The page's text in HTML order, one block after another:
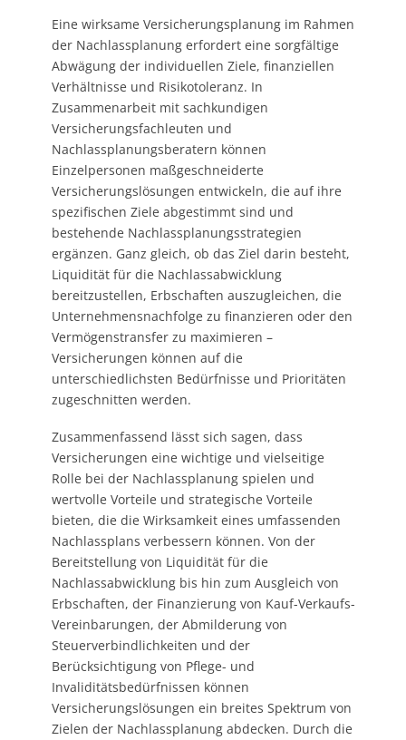
Eine wirksame Versicherungsplanung im Rahmen
der Nachlassplanung erfordert eine sorgfältige
Abwägung der individuellen Ziele, finanziellen
Verhältnisse und Risikotoleranz. In
Zusammenarbeit mit sachkundigen
Versicherungsfachleuten und
Nachlassplanungsberatern können
Einzelpersonen maßgeschneiderte
Versicherungslösungen entwickeln, die auf ihre
spezifischen Ziele abgestimmt sind und
bestehende Nachlassplanungsstrategien
ergänzen. Ganz gleich, ob das Ziel darin besteht,
Liquidität für die Nachlassabwicklung
bereitzustellen, Erbschaften auszugleichen, die
Unternehmensnachfolge zu finanzieren oder den
Vermögenstransfer zu maximieren –
Versicherungen können auf die
unterschiedlichsten Bedürfnisse und Prioritäten
zugeschnitten werden.
Zusammenfassend lässt sich sagen, dass
Versicherungen eine wichtige und vielseitige
Rolle bei der Nachlassplanung spielen und
wertvolle Vorteile und strategische Vorteile
bieten, die die Wirksamkeit eines umfassenden
Nachlassplans verbessern können. Von der
Bereitstellung von Liquidität für die
Nachlassabwicklung bis hin zum Ausgleich von
Erbschaften, der Finanzierung von Kauf-Verkaufs-
Vereinbarungen, der Abmilderung von
Steuerverbindlichkeiten und der
Berücksichtigung von Pflege- und
Invaliditätsbedürfnissen können
Versicherungslösungen ein breites Spektrum von
Zielen der Nachlassplanung abdecken. Durch die